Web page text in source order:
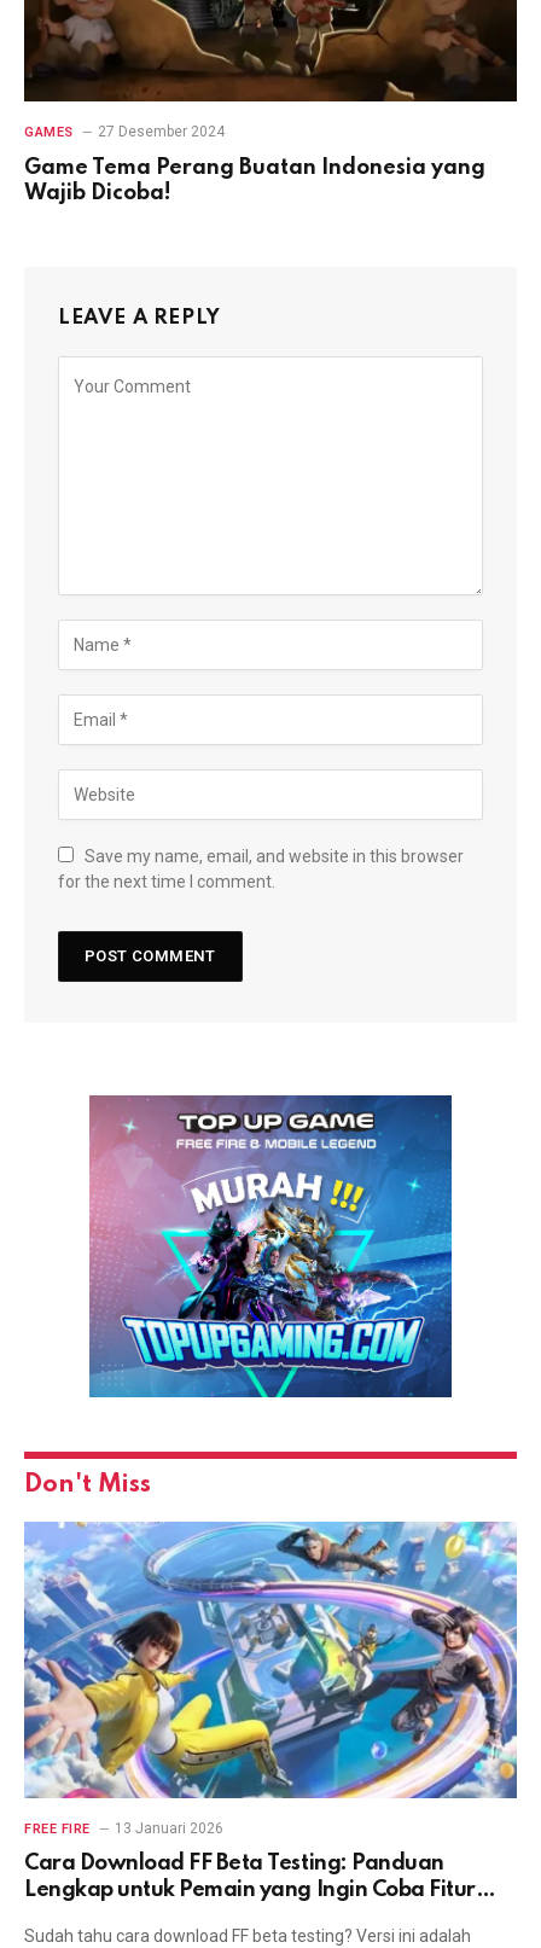
GAMES 27 Desember 2024
Game Tema Perang Buatan Indonesia yang
Wajib Dicoba!
LEAVE A REPLY
Save my name, email, and website in this browser
for the next time I comment.
Don't Miss
FREE FIRE 13 Januari 2026
Cara Download FF Beta Testing: Panduan
Lengkap untuk Pemain yang Ingin Coba Fitur
Sudah tahu cara download FF beta testing? Versi ini adalah